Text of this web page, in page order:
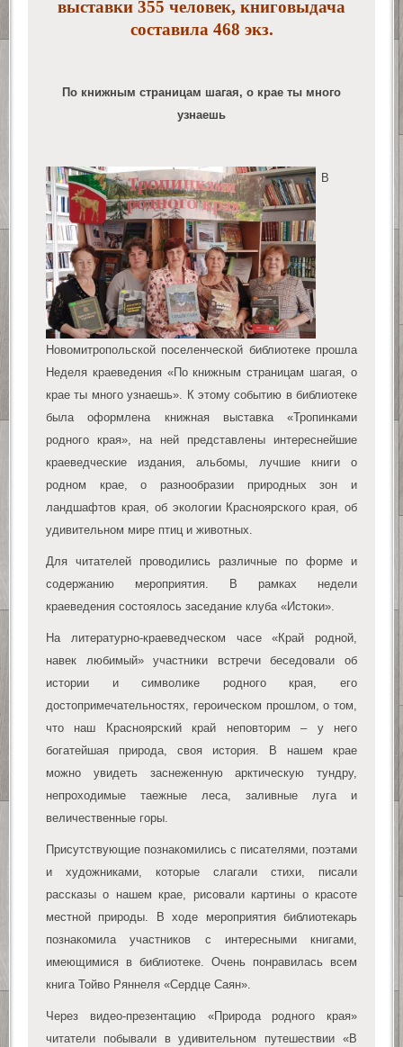
выставки 355 человек, книговыдача
составила 468 экз.
По книжным страницам шагая, о крае ты много
узнаешь
В
Новомитропольской поселенческой библиотеке прошла
Неделя краеведения «По книжным страницам шагая, о
крае ты много узнаешь». К этому событию в библиотеке
была оформлена книжная выставка «Тропинками
родного края», на ней представлены интереснейшие
краеведческие издания, альбомы, лучшие книги о
родном крае, о разнообразии природных зон и
ландшафтов края, об экологии Красноярского края, об
удивительном мире птиц и животных.
Для читателей проводились различные по форме и
содержанию мероприятия. В рамках недели
краеведения состоялось заседание клуба «Истоки».
На литературно-краеведческом часе «Край родной,
навек любимый» участники встречи беседовали об
истории и символике родного края, его
достопримечательностях, героическом прошлом, о том,
что наш Красноярский край неповторим – у него
богатейшая природа, своя история. В нашем крае
можно увидеть заснеженную арктическую тундру,
непроходимые таежные леса, заливные луга и
величественные горы.
Присутствующие познакомились с писателями, поэтами
и художниками, которые слагали стихи, писали
рассказы о нашем крае, рисовали картины о красоте
местной природы. В ходе мероприятия библиотекарь
познакомила участников с интересными книгами,
имеющимися в библиотеке. Очень понравилась всем
книга Тойво Ряннеля «Сердце Саян».
Через видео-презентацию «Природа родного края»
читатели побывали в удивительном путешествии «В